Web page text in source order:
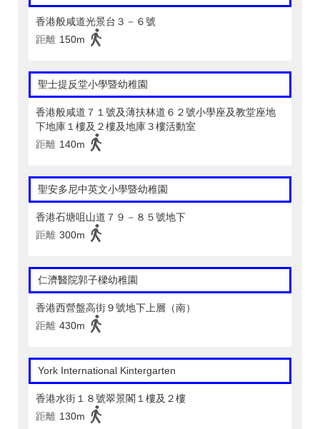
香港般咸道光景台３－６號
距離 150m
聖士提反堂小學暨幼稚園
香港般咸道７１號及薄扶林道６２號小學座及教堂座地
下地庫１樓及２樓及地庫３樓活動室
距離 140m
聖安多尼中英文小學暨幼稚園
香港石塘咀山道７９－８５號地下
距離 300m
仁濟醫院郭子樑幼稚園
香港西營盤高街９號地下上層（南）
距離 430m
York International Kintergarten
香港水街１８號翠景閣１樓及２樓
距離 130m